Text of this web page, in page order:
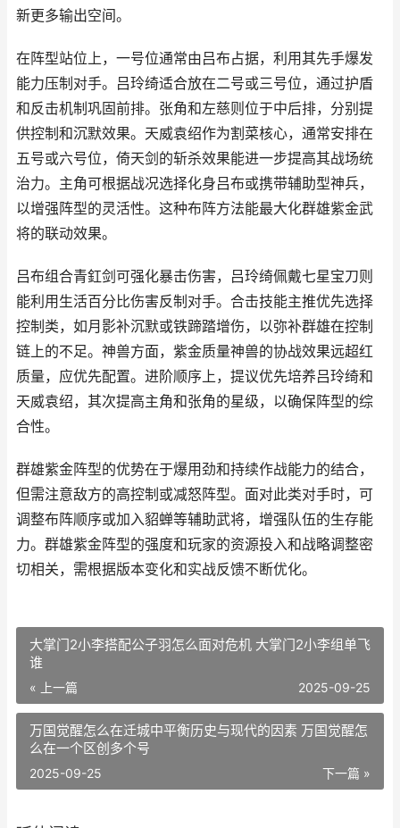
新更多输出空间。
在阵型站位上，一号位通常由吕布占据，利用其先手爆发
能力压制对手。吕玲绮适合放在二号或三号位，通过护盾
和反击机制巩固前排。张角和左慈则位于中后排，分别提
供控制和沉默效果。天威袁绍作为割菜核心，通常安排在
五号或六号位，倚天剑的斩杀效果能进一步提高其战场统
治力。主角可根据战况选择化身吕布或携带辅助型神兵，
以增强阵型的灵活性。这种布阵方法能最大化群雄紫金武
将的联动效果。
吕布组合青釭剑可强化暴击伤害，吕玲绮佩戴七星宝刀则
能利用生活百分比伤害反制对手。合击技能主推优先选择
控制类，如月影补沉默或铁蹄踏增伤，以弥补群雄在控制
链上的不足。神兽方面，紫金质量神兽的协战效果远超红
质量，应优先配置。进阶顺序上，提议优先培养吕玲绮和
天威袁绍，其次提高主角和张角的星级，以确保阵型的综
合性。
群雄紫金阵型的优势在于爆用劲和持续作战能力的结合，
但需注意敌方的高控制或减怒阵型。面对此类对手时，可
调整布阵顺序或加入貂蝉等辅助武将，增强队伍的生存能
力。群雄紫金阵型的强度和玩家的资源投入和战略调整密
切相关，需根据版本变化和实战反馈不断优化。
大掌门2小李搭配公子羽怎么面对危机 大掌门2小李组单飞
谁
« 上一篇 2025-09-25
万国觉醒怎么在迁城中平衡历史与现代的因素 万国觉醒怎
么在一个区创多个号
下一篇 »
2025-09-25